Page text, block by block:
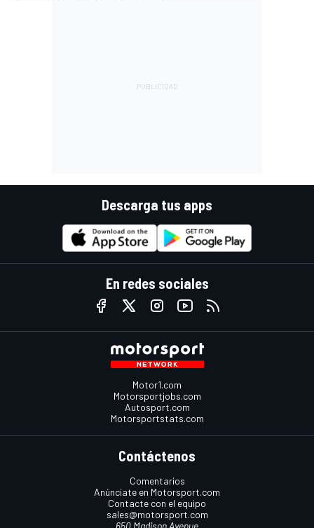
Descarga tus apps
En redes sociales
Motor1.com
Motorsportjobs.com
Autosport.com
Motorsportstats.com
Contáctenos
Comentarios
Anúnciate en Motorsport.com
Contacte con el equipo
sales@motorsport.com